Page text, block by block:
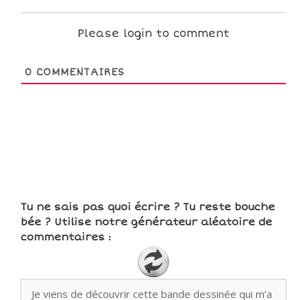
Please login to comment
0 COMMENTAIRES
Tu ne sais pas quoi écrire ? Tu reste bouche
bée ? Utilise notre générateur aléatoire de
commentaires :